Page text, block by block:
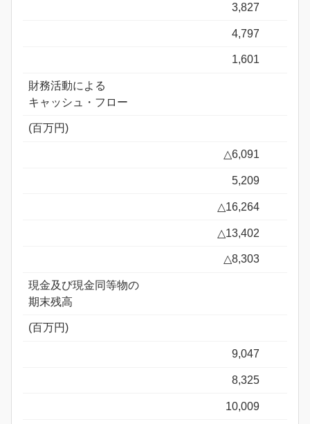
3,827
4,797
1,601
財務活動による
キャッシュ・フロー
(百万円)
△6,091
5,209
△16,264
△13,402
△8,303
現金及び現金同等物の
期末残高
(百万円)
9,047
8,325
10,009